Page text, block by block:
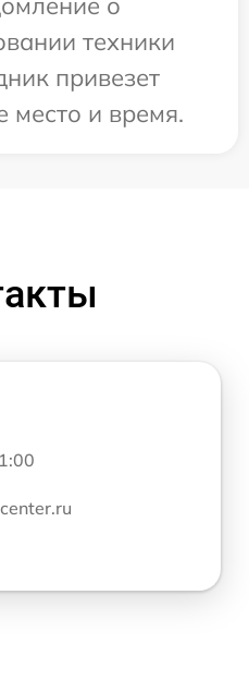
техники
привезет
место и время.